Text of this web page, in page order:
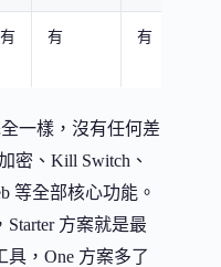
有 有 有
一樣，沒有任何差
密、Kill Switch、
等全部核心功能。
方案就是最
，One 方案多了